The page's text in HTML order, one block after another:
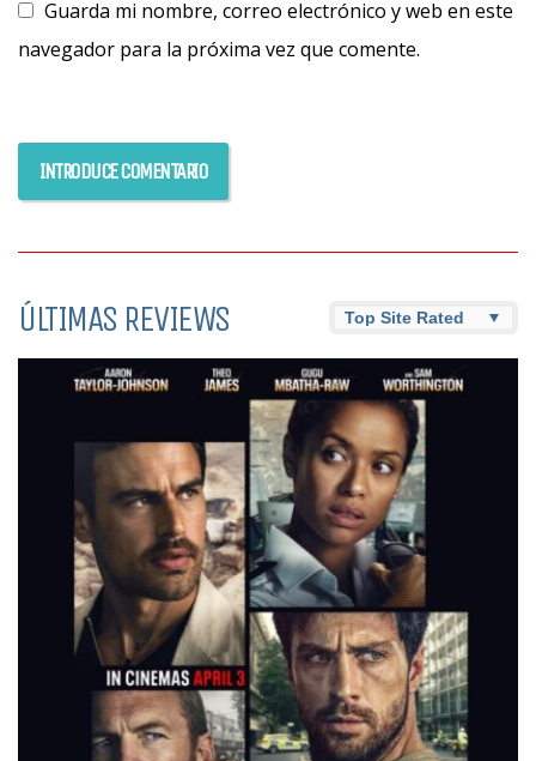
Guarda mi nombre, correo electrónico y web en este
navegador para la próxima vez que comente.
ÚLTIMAS REVIEWS